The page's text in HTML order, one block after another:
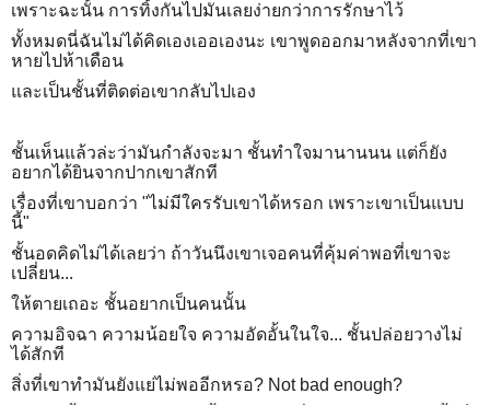
เพราะฉะนั้น การทิ้งกันไปมันเลยง่ายกว่าการรักษาไว้
ทั้งหมดนี่ฉันไม่ได้คิดเองเออเองนะ เขาพูดออกมาหลังจากที่เขา
หายไปห้าเดือน
และเป็นชั้นที่ติดต่อเขากลับไปเอง
ชั้นเห็นแล้วล่ะว่ามันกำลังจะมา ชั้นทำใจมานานนน แต่ก็ยัง
อยากได้ยินจากปากเขาสักที
เรื่องที่เขาบอกว่า "ไม่มีใครรับเขาได้หรอก เพราะเขาเป็นแบบ
นี้"
ชั้นอดคิดไม่ได้เลยว่า ถ้าวันนึงเขาเจอคนที่คุ้มค่าพอที่เขาจะ
เปลี่ยน...
ให้ตายเถอะ ชั้นอยากเป็นคนนั้น
ความอิจฉา ความน้อยใจ ความอัดอั้นในใจ... ชั้นปล่อยวางไม่
ได้สักที
สิ่งที่เขาทำมันยังแย่ไม่พออีกหรอ? Not bad enough?